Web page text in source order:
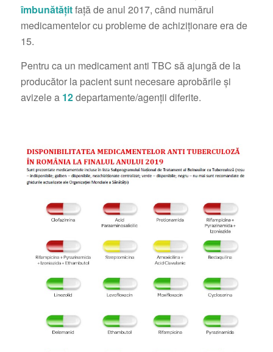
îmbunătățitfață de anul 2017, când numărul
medicamentelor cu probleme de achiziționare era de
15.
Pentru ca un medicament anti TBC să ajungă de la
producător la pacient sunt necesare aprobările și
avizele a 12departamente/agenții diferite.